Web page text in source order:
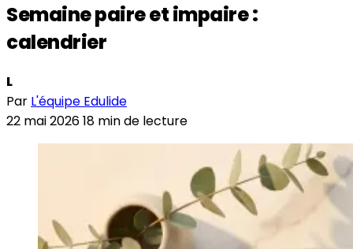
Semaine paire et impaire :
calendrier
L
Par L'équipe Edulide
22 mai 202618 min de lecture